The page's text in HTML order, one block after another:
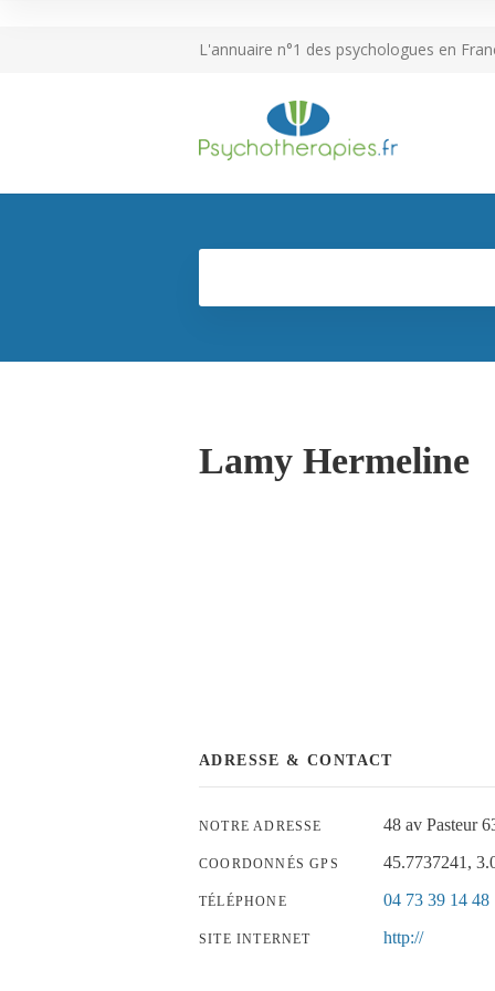
L'annuaire n°1 des psychologues en
Lamy Hermeline
ADRESSE & CONTACT
NOTRE ADRESSE 48 av Pasteur
COORDONNÉS GPS 45.7737241,
TÉLÉPHONE 04 73 39 14 48
SITE INTERNET http://